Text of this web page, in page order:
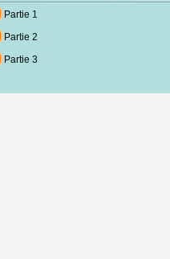
Partie 1
Partie 2
Partie 3